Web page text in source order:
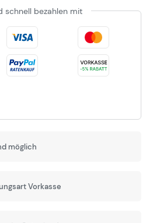
schnell bezahlen mit
möglich
Vorkasse